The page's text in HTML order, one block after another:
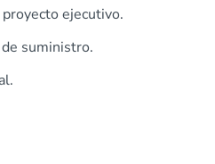
ejecutivo.
suministro.